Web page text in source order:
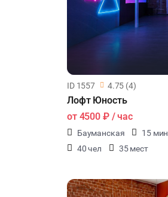
ID 1557 4.75 (4)
Лофт Юность
от 4500 ₽/ час
Бауманская 15 мин
40 чел
35 мест